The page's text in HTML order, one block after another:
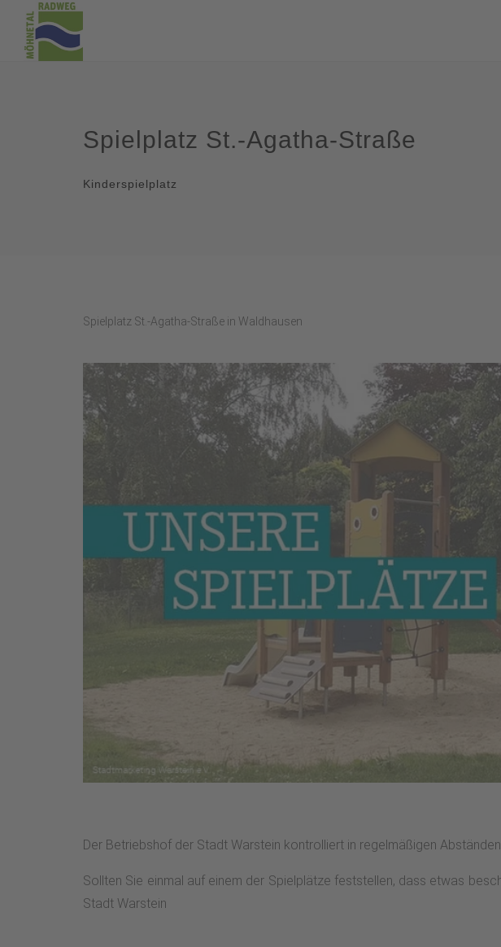
Spielplatz St.-Agatha-Straße
Kinderspielplatz
Spielplatz St.-Agatha-Straße in Waldhausen
Der Betriebshof der Stadt Warstein kontrolliert in regelmäßigen
Sollten Sie einmal auf einem der Spielplätze feststellen, dass etwas
Stadt Warstein